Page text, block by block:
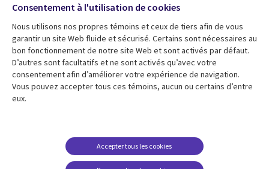
Fusions
Ressources
Library
Links
Articles
Blog
Support
Legal
Accessibilité
conditions juridiques
FAQ Carrières
Social
Media
FRANCE
Consentement à l'utilisation de cookies
Nous utilisons nos propres témoins et ceux de tiers afin de vous
garantir un site Web fluide et sécurisé. Certains sont nécessaires au
bon fonctionnement de notre site Web et sont activés par défaut.
D’autres sont facultatifs et ne sont activés qu’avec votre
consentement afin d’améliorer votre expérience de navigation.
Vous pouvez accepter tous ces témoins, aucun ou certains d’entre
eux.
Accepter tous les cookies